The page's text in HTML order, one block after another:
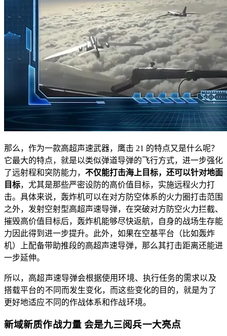
那么，作为一款高超声速武器，鹰击 21 的特点又是什么呢？
它最大的特点，就是以类似弹道导弹的飞行方式，进一步强化
了远射程和突防能力， 不仅能打击海上目标，还可以针对地面
目标，尤其是那些严密设防的高价值目标，实施远程火力打
击。具体来说，轰炸机可以在对方防空体系的火力圈打击范围
之外，发射空射型高超声速导弹，在突破对方防空火力拦截、
摧毁高价值目标后，轰炸机能够尽快返航，自身的战场生存能
力因此得到进一步提升。此外，如果在空基平台（比如轰炸
机）上配备带助推段的高超声速导弹，那么其打击距离还能进
一步延伸。
所以，高超声速导弹会根据使用环境、执行任务的需求以及
搭载平台的不同而发生变化，而这些变化的目的，就是为了
更好地适应不同的作战体系和作战环境。
新域新质作战力量 会是九三阅兵一大亮点